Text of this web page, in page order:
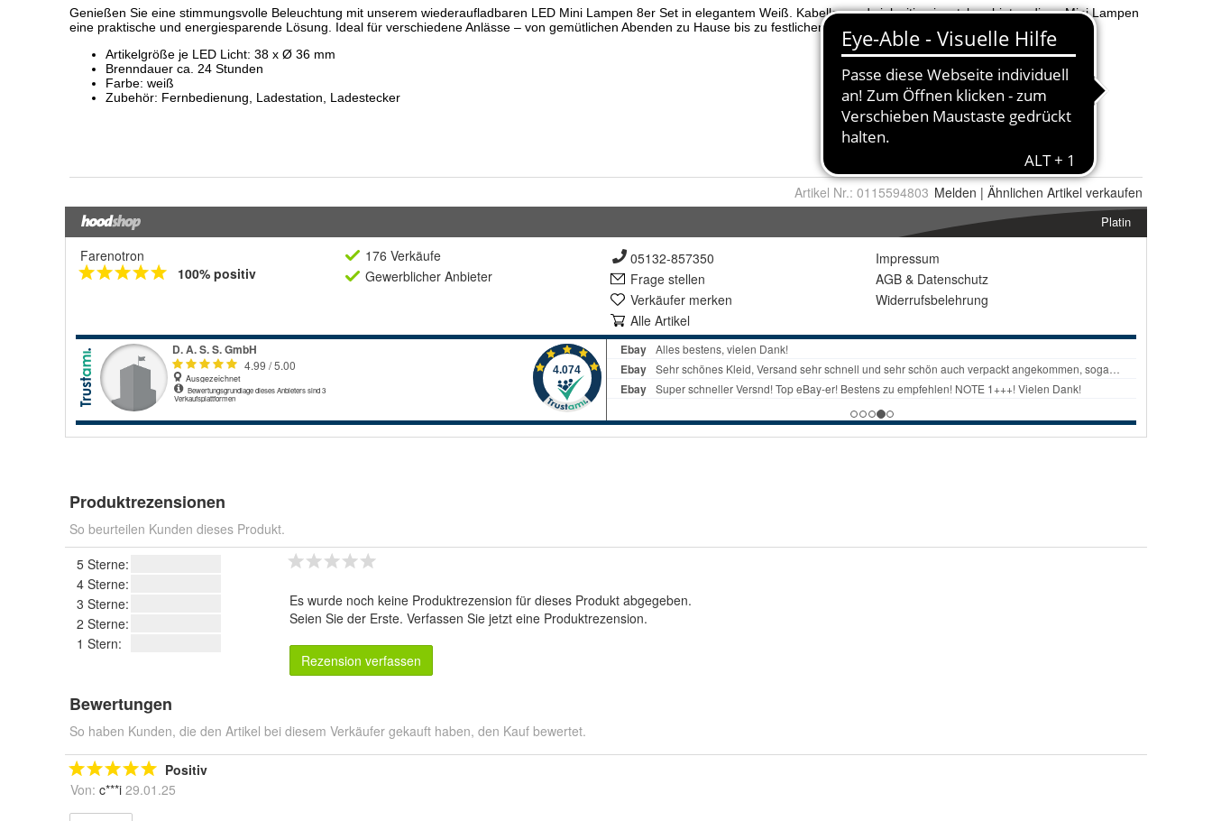
Artikel Nr.: 0115594803 Melden | Ähnlichen Artikel verkaufen
Platin
Farenotron
100% positiv
176 Verkäufe
Gewerblicher Anbieter
05132-857350
Frage stellen
Verkäufer merken
Alle Artikel
Impressum
AGB & Datenschutz
Widerrufsbelehrung
Produktrezensionen
So beurteilen Kunden dieses Produkt.
5 Sterne:
4 Sterne:
3 Sterne:
2 Sterne:
1 Stern:
Es wurde noch keine Produktrezension für dieses Produkt abgegeben.
Seien Sie der Erste. Verfassen Sie jetzt eine Produktrezension.
Rezension verfassen
Bewertungen
So haben Kunden, die den Artikel bei diesem Verkäufer gekauft haben, den Kauf bewertet.
Positiv
Von: c***i 29.01.25